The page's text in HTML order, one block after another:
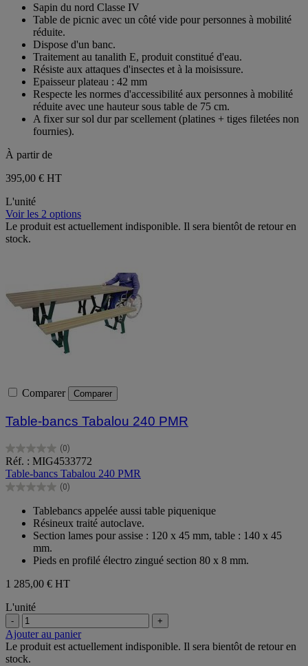
étoiles.
Sapin du nord Classe IV
Table de picnic avec un côté vide pour personnes à mobilité
réduite.
Dispose d'un banc.
Traitement au tanalith E, produit constitué d'eau.
Résiste aux attaques d'insectes et à la moisissure.
Epaisseur plateau : 42 mm
Respecte les normes d'accessibilité aux personnes à mobilité
réduite avec une hauteur sous table de 75 cm.
A fixer sur sol dur par scellement (platines + tiges filetées non
fournies).
À partir de
395,00 € HT
L'unité
Voir les 2 options
Le produit est actuellement indisponible. Il sera bientôt de retour en
stock.
Comparer Comparer
Table-bancs Tabalou 240 PMR
(0)
0.0
sur
5
étoiles.
Réf. : MIG4533772
Table-bancs Tabalou 240 PMR
(0)
0.0
étoiles.
Tablebancs appelée aussi table piquenique
Résineux traité autoclave.
Section lames pour assise : 120 x 45 mm, table : 140 x 45
mm.
Pieds en profilé électro zingué section 80 x 8 mm.
1 285,00 € HT
L'unité
- +
Ajouter au panier
Le produit est actuellement indisponible. Il sera bientôt de retour en
stock.